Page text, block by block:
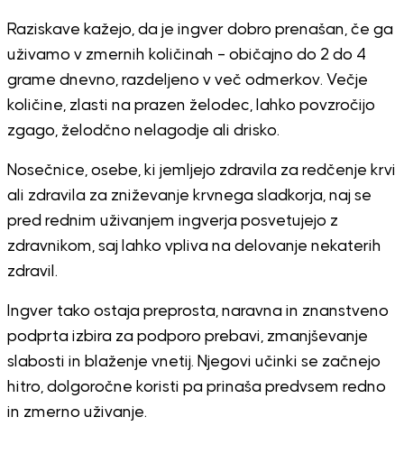
Raziskave kažejo, da je ingver dobro prenašan, če ga
uživamo v zmernih količinah – običajno do 2 do 4
grame dnevno, razdeljeno v več odmerkov. Večje
količine, zlasti na prazen želodec, lahko povzročijo
zgago, želodčno nelagodje ali drisko.
Nosečnice, osebe, ki jemljejo zdravila za redčenje krvi
ali zdravila za zniževanje krvnega sladkorja, naj se
pred rednim uživanjem ingverja posvetujejo z
zdravnikom, saj lahko vpliva na delovanje nekaterih
zdravil.
Ingver tako ostaja preprosta, naravna in znanstveno
podprta izbira za podporo prebavi, zmanjševanje
slabosti in blaženje vnetij. Njegovi učinki se začnejo
hitro, dolgoročne koristi pa prinaša predvsem redno
in zmerno uživanje.